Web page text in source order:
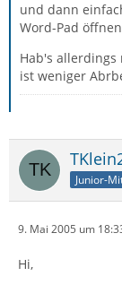
und dann
Word-Pad
Hab's
ist weniger
Junior-
9. Mai 2005 um
Hi,